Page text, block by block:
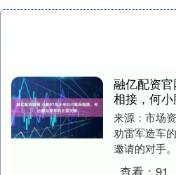
融亿配资
相接，何
来源：市场
劝雷军造车
邀请的对手
交付超过25